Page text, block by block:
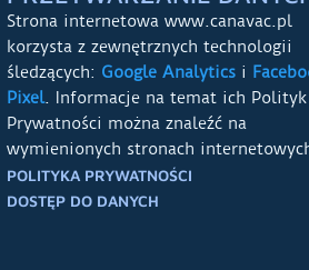
Strona internetowa www.canavac.pl
korzysta z zewnętrznych technologii
śledzących: Google Analytics i
Pixel. Informacje na temat ich Polityk
Prywatności można znaleźć na
wymienionych stronach
POLITYKA PRYWATNOŚCI
DOSTĘP DO DANYCH